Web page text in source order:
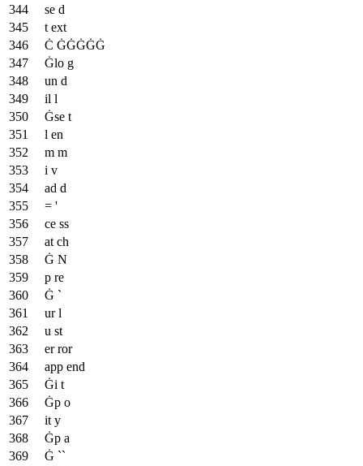
se d
t ext
Ċ ĠĠĠĠĠ
Ġlo g
un d
il l
Ġse t
l en
m m
i v
ad d
= '
ce ss
at ch
Ġ N
p re
Ġ `
ur l
u st
er ror
app end
Ġi t
Ġp o
it y
Ġp a
Ġ ``